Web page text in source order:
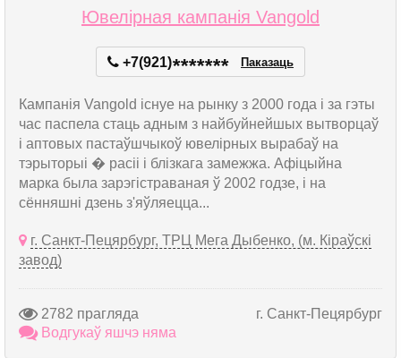
Ювелірная кампанія Vangold
+7(921)******* Паказаць
Кампанія Vangold існуе на рынку з 2000 года і за гэты
час паспела стаць адным з найбуйнейшых вытворцаў
і аптовых пастаўшчыкоў ювелірных вырабаў на
тэрыторыі � расіі і блізкага замежжа. Афіцыйна
марка была зарэгістраваная ў 2002 годзе, і на
сённяшні дзень з'яўляецца...
г. Санкт-Пецярбург, ТРЦ Мега Дыбенко, (м. Кіраўскі
завод)
2782 прагляда
г. Санкт-Пецярбург
Водгукаў яшчэ няма